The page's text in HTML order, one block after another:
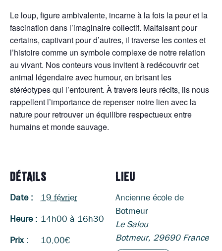
Le loup, figure ambivalente, incarne à la fois la peur et la
fascination dans l’imaginaire collectif. Malfaisant pour
certains, captivant pour d’autres, il traverse les contes et
l’histoire comme un symbole complexe de notre relation
au vivant. Nos conteurs vous invitent à redécouvrir cet
animal légendaire avec humour, en brisant les
stéréotypes qui l’entourent. À travers leurs récits, ils nous
rappellent l’importance de repenser notre lien avec la
nature pour retrouver un équilibre respectueux entre
humains et monde sauvage.
DÉTAILS
Date :
19 février
Heure : 14h00 à 16h30
Prix :
10,00€
LIEU
Ancienne école de
Botmeur
Le Salou
Botmeur, 29690 France